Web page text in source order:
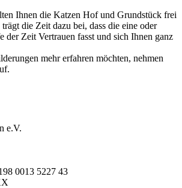
Ihnen die Katzen Hof und Grundstück frei
die Zeit dazu bei, dass die eine oder
der Zeit Vertrauen fasst und sich Ihnen ganz
mehr erfahren möchten, nehmen
e.V.
0013 5227 43